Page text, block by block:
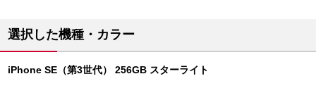
選択した機種・カラー
iPhone SE（第3世代） 256GB スターライト